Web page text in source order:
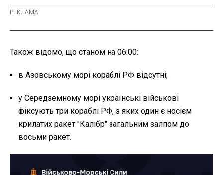
Також відомо, що станом на 06:00:
в Азовському морі кораблі РФ відсутні;
у Середземному морі українські військові
фіксують три кораблі РФ, з яких один є носієм
крилатих ракет "Калібр" загальним залпом до
восьми ракет.